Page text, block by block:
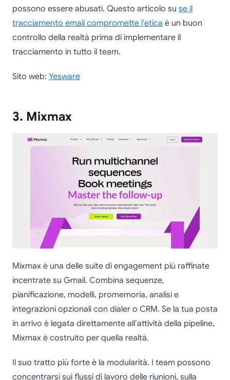
possono essere abusati. Questo articolo su se il
tracciamento email compromette l’etica è un buon
controllo della realtà prima di implementare il
tracciamento in tutto il team.
Sito web: Yesware
3. Mixmax
Mixmax è una delle suite di engagement più raffinate
incentrate su Gmail. Combina sequenze,
pianificazione, modelli, promemoria, analisi e
integrazioni opzionali con dialer o CRM. Se la tua posta
in arrivo è legata direttamente all’attività della pipeline,
Mixmax è costruito per quella realtà.
Il suo tratto più forte è la modularità. I team possono
concentrarsi sui flussi di lavoro delle riunioni, sulla